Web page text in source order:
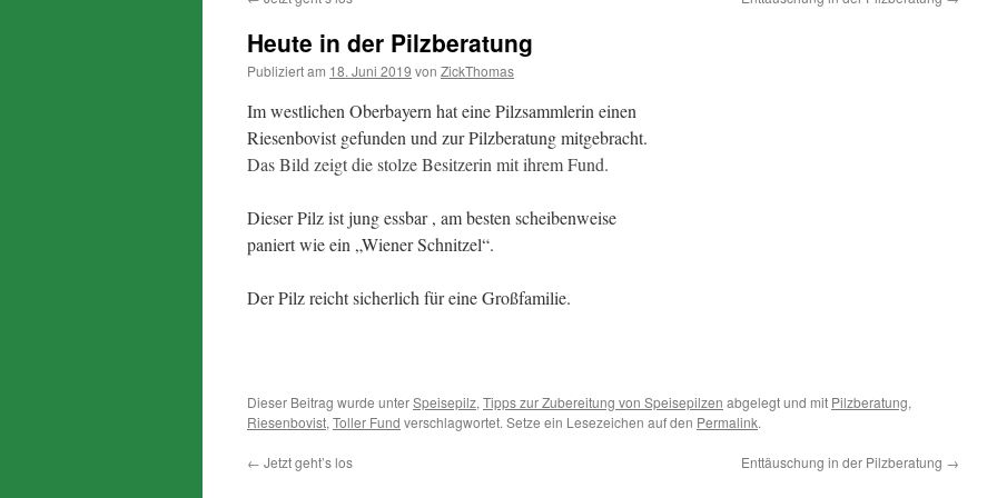
Heute in der Pilzberatung
Publiziert am 18. Juni 2019 von ZickThomas
Im westlichen Oberbayern hat eine Pilzsammlerin einen
Riesenbovist gefunden und zur Pilzberatung mitgebracht.
Das Bild zeigt die stolze Besitzerin mit ihrem Fund.
Dieser Pilz ist jung essbar , am besten scheibenweise
paniert wie ein „Wiener Schnitzel“.
Der Pilz reicht sicherlich für eine Großfamilie.
Dieser Beitrag wurde unterSpeisepilz, Tipps zur Zubereitung von Speisepilzen abgelegt und mit Pilzberatung,
Riesenbovist, Toller Fund verschlagwortet. Setze ein Lesezeichen auf den Permalink.
← Jetzt geht’s los Enttäuschung in der Pilzberatung →